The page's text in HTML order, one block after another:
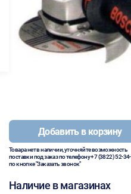
Добавить в корзину
Товара нет в наличии, уточняйте возможность
поставки под заказ по телефону+7 (3822) 52-
по кнопке "Заказать звонок"
Наличие в магазинах